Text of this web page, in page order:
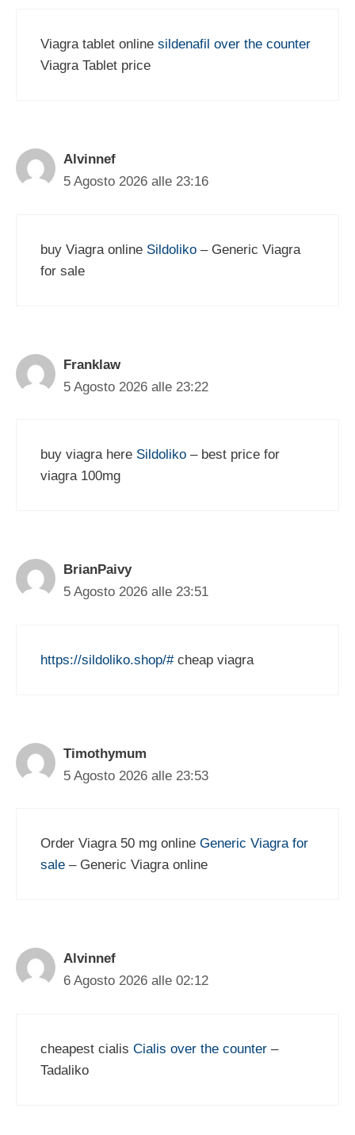
Viagra tablet online sildenafil over the counter
Viagra Tablet price
Alvinnef
5 Agosto 2026 alle 23:16
buy Viagra online Sildoliko – Generic Viagra
for sale
Franklaw
5 Agosto 2026 alle 23:22
buy viagra here Sildoliko – best price for
viagra 100mg
BrianPaivy
5 Agosto 2026 alle 23:51
https://sildoliko.shop/#cheap viagra
Timothymum
5 Agosto 2026 alle 23:53
Order Viagra 50 mg online Generic Viagra for
sale – Generic Viagra online
Alvinnef
6 Agosto 2026 alle 02:12
cheapest cialis Cialis over the counter –
Tadaliko